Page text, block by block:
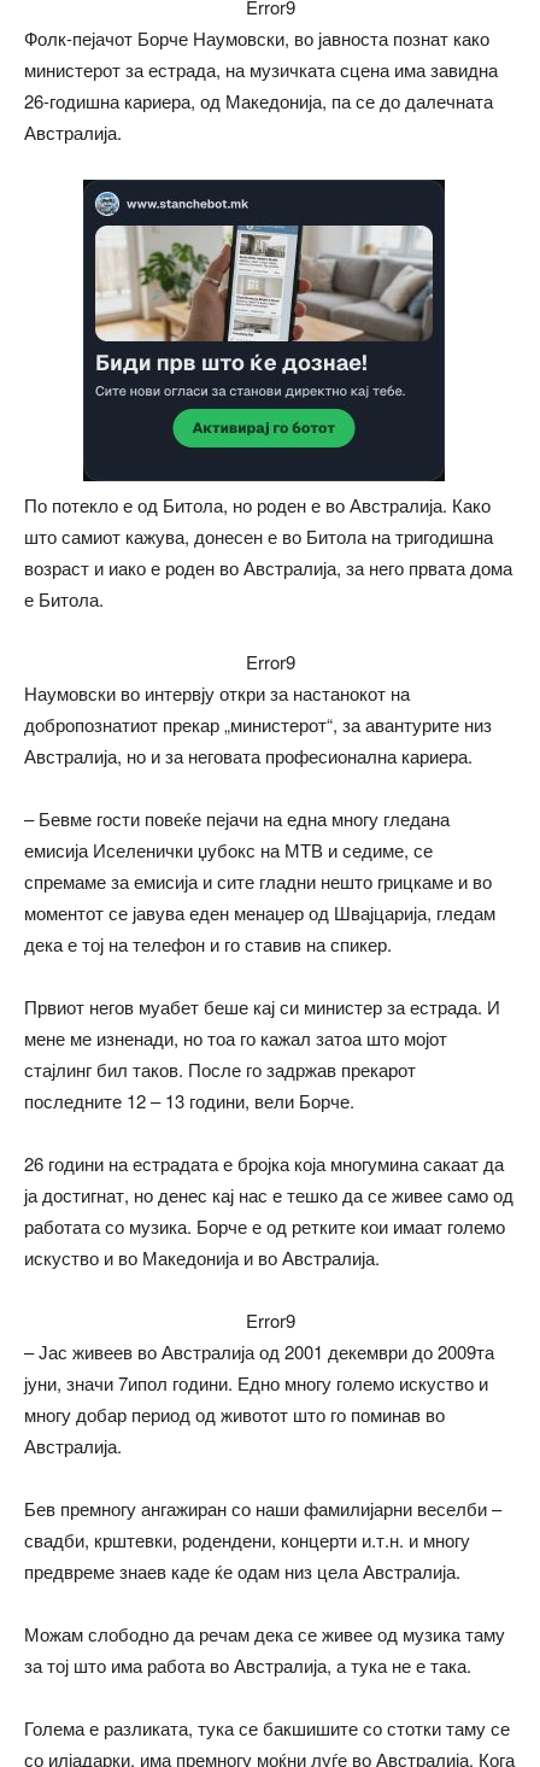
Error9
Фолк-пејачот Борче Наумовски, во јавноста познат како
министерот за естрада, на музичката сцена има завидна
26-годишна кариера, од Македонија, па се до далечната
Австралија.
По потекло е од Битола, но роден е во Австралија. Како
што самиот кажува, донесен е во Битола на тригодишна
возраст и иако е роден во Австралија, за него првата дома
е Битола.
Error9
Наумовски во интервју откри за настанокот на
добропознатиот прекар „министерот“, за авантурите низ
Австралија, но и за неговата професионална кариера.
– Бевме гости повеќе пејачи на една многу гледана
емисија Иселенички џубокс на МТВ и седиме, се
спремаме за емисија и сите гладни нешто грицкаме и во
моментот се јавува еден менаџер од Швајцарија, гледам
дека е тој на телефон и го ставив на спикер.
Првиот негов муабет беше кај си министер за естрада. И
мене ме изненади, но тоа го кажал затоа што мојот
стајлинг бил таков. После го задржав прекарот
последните 12 – 13 години, вели Борче.
26 години на естрадата е бројка која многумина сакаат да
ја достигнат, но денес кај нас е тешко да се живее само од
работата со музика. Борче е од ретките кои имаат големо
искуство и во Македонија и во Австралија.
Error9
– Јас живеев во Австралија од 2001 декември до 2009та
јуни, значи 7ипол години. Едно многу големо искуство и
многу добар период од животот што го поминав во
Австралија.
Бев премногу ангажиран со наши фамилијарни веселби –
свадби, крштевки, родендени, концерти и.т.н. и многу
предвреме знаев каде ќе одам низ цела Австралија.
Можам слободно да речам дека се живее од музика таму
за тој што има работа во Австралија, а тука не е така.
Голема е разликата, тука се бакшишите со стотки таму се
со илјадарки, има премногу моќни луѓе во Австралија. Кога